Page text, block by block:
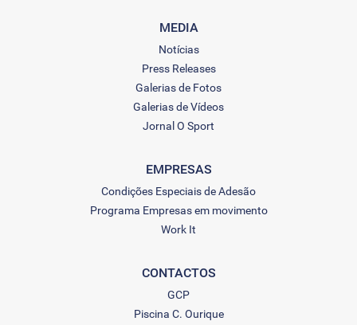
MEDIA
Notícias
Press Releases
Galerias de Fotos
Galerias de Vídeos
Jornal O Sport
EMPRESAS
Condições Especiais de Adesão
Programa Empresas em movimento
Work It
CONTACTOS
GCP
Piscina C. Ourique